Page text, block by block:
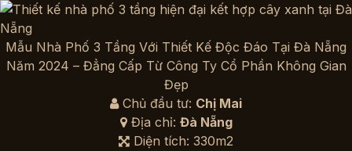
gốc
3,800,000 ₫.
hiện
là:
3,750,000 ₫.
Mẫu Nhà Phố 3 Tầng Với Thiết Kế Độc Đáo Tại Đà Nẵng
Năm 2024 – Đẳng Cấp Từ Công Ty Cổ Phần Không Gian
Đẹp
Chủ đầu tư: Chị Mai
Địa chỉ: Đà Nẵng
Diện tích: 330m2